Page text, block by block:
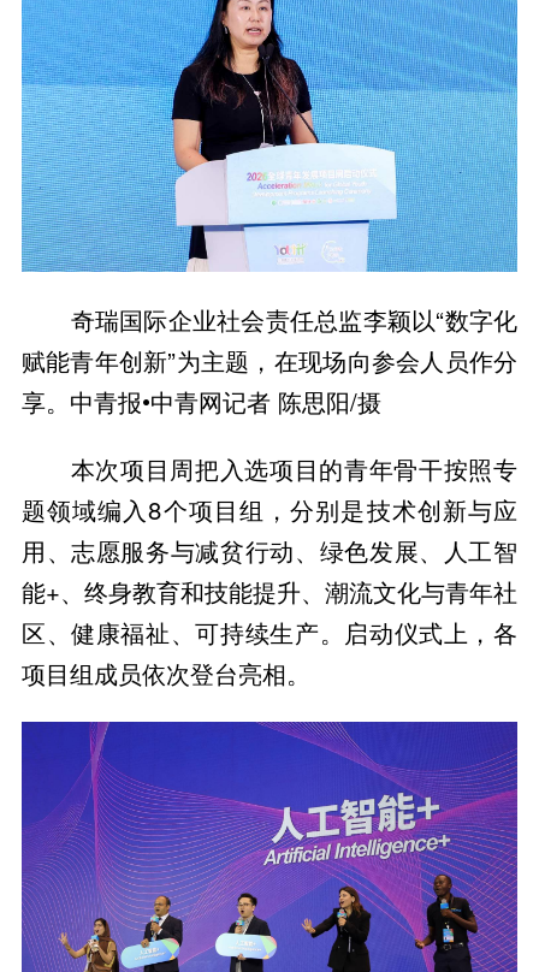
奇瑞国际企业社会责任总监李颖以“数字化
赋能青年创新”为主题，在现场向参会人员作分
享。中青报•中青网记者 陈思阳/摄
本次项目周把入选项目的青年骨干按照专
题领域编入8个项目组，分别是技术创新与应
用、志愿服务与减贫行动、绿色发展、人工智
能+、终身教育和技能提升、潮流文化与青年社
区、健康福祉、可持续生产。启动仪式上，各
项目组成员依次登台亮相。